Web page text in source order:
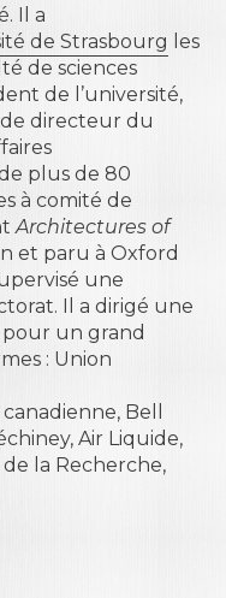
Il a
de Strasbourg les
de sciences
de l’université,
directeur du
plus de 80
à comité de
Architectures of
et paru à Oxford
une
Il a dirigé une
pour un grand
: Union
Bell
Air Liquide,
de la Recherche,